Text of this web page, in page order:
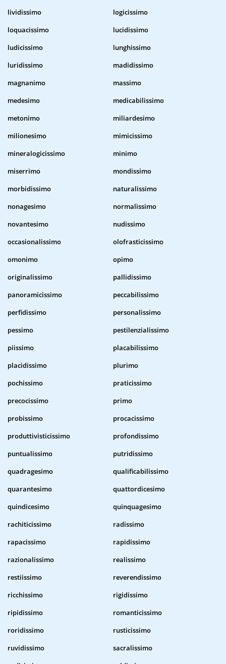
lividissimo
logicissimo
loquacissimo
lucidissimo
ludicissimo
lunghissimo
luridissimo
madidissimo
magnanimo
massimo
medesimo
medicabilissimo
metonimo
miliardesimo
milionesimo
mimicissimo
mineralogicissimo
minimo
miserrimo
mondissimo
morbidissimo
naturalissimo
nonagesimo
normalissimo
novantesimo
nudissimo
occasionalissimo
olofrasticissimo
omonimo
opimo
originalissimo
pallidissimo
panoramicissimo
peccabilissimo
perfidissimo
personalissimo
pessimo
pestilenzialissimo
piissimo
placabilissimo
placidissimo
plurimo
pochissimo
praticissimo
precocissimo
primo
probissimo
procacissimo
produttivisticissimo
profondissimo
puntualissimo
putridissimo
quadragesimo
qualificabilissimo
quarantesimo
quattordicesimo
quindicesimo
quinquagesimo
rachiticissimo
radissimo
rapacissimo
rapidissimo
razionalissimo
realissimo
restiissimo
reverendissimo
ricchissimo
rigidissimo
ripidissimo
romanticissimo
roridissimo
rusticissimo
ruvidissimo
sacralissimo